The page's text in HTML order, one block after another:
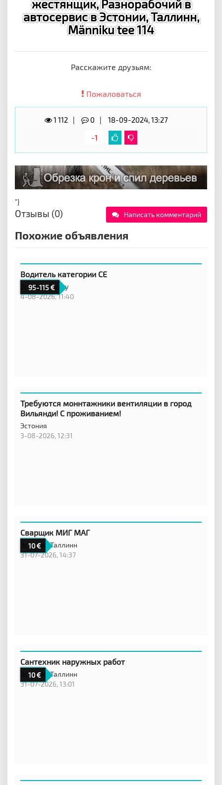
жестянщик, Разнорабочий в
автосервис в Эстонии, Таллинн,
Männiku tee 114
Расскажите друзьям:
Пожаловаться
1 112 0
18-09-2024, 13:27
-1
"}
Отзывы (0) Написать комментарий
Похожие объявления
95-115
Водитель категории CE
Эстония,Тарту
4-08-2026, 11:40
Требуются моннтажники вентиляции в город
Вильянди! С проживанием!
Эстония
3-08-2026, 12:31
10
Сварщик МИГ МАГ
Эстония,Таллинн
31-07-2026, 14:37
10
Сантехник наружных работ
Эстония,Таллинн
31-07-2026, 13:01